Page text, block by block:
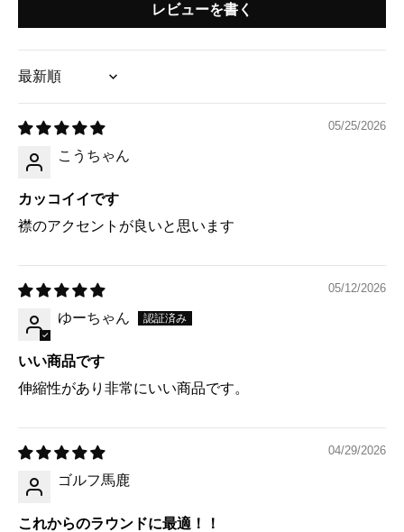
レビューを書く
Sort by
05/25/2026
こうちゃん
カッコイイです
襟のアクセントが良いと思います
05/12/2026
ゆーちゃん
いい商品です
伸縮性があり非常にいい商品です。
04/29/2026
ゴルフ馬鹿
これからのラウンドに最適！！